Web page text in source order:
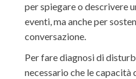
per spiegare o descrivere
eventi, ma anche per
conversazione.
Per fare diagnosi di
necessario che le capacità